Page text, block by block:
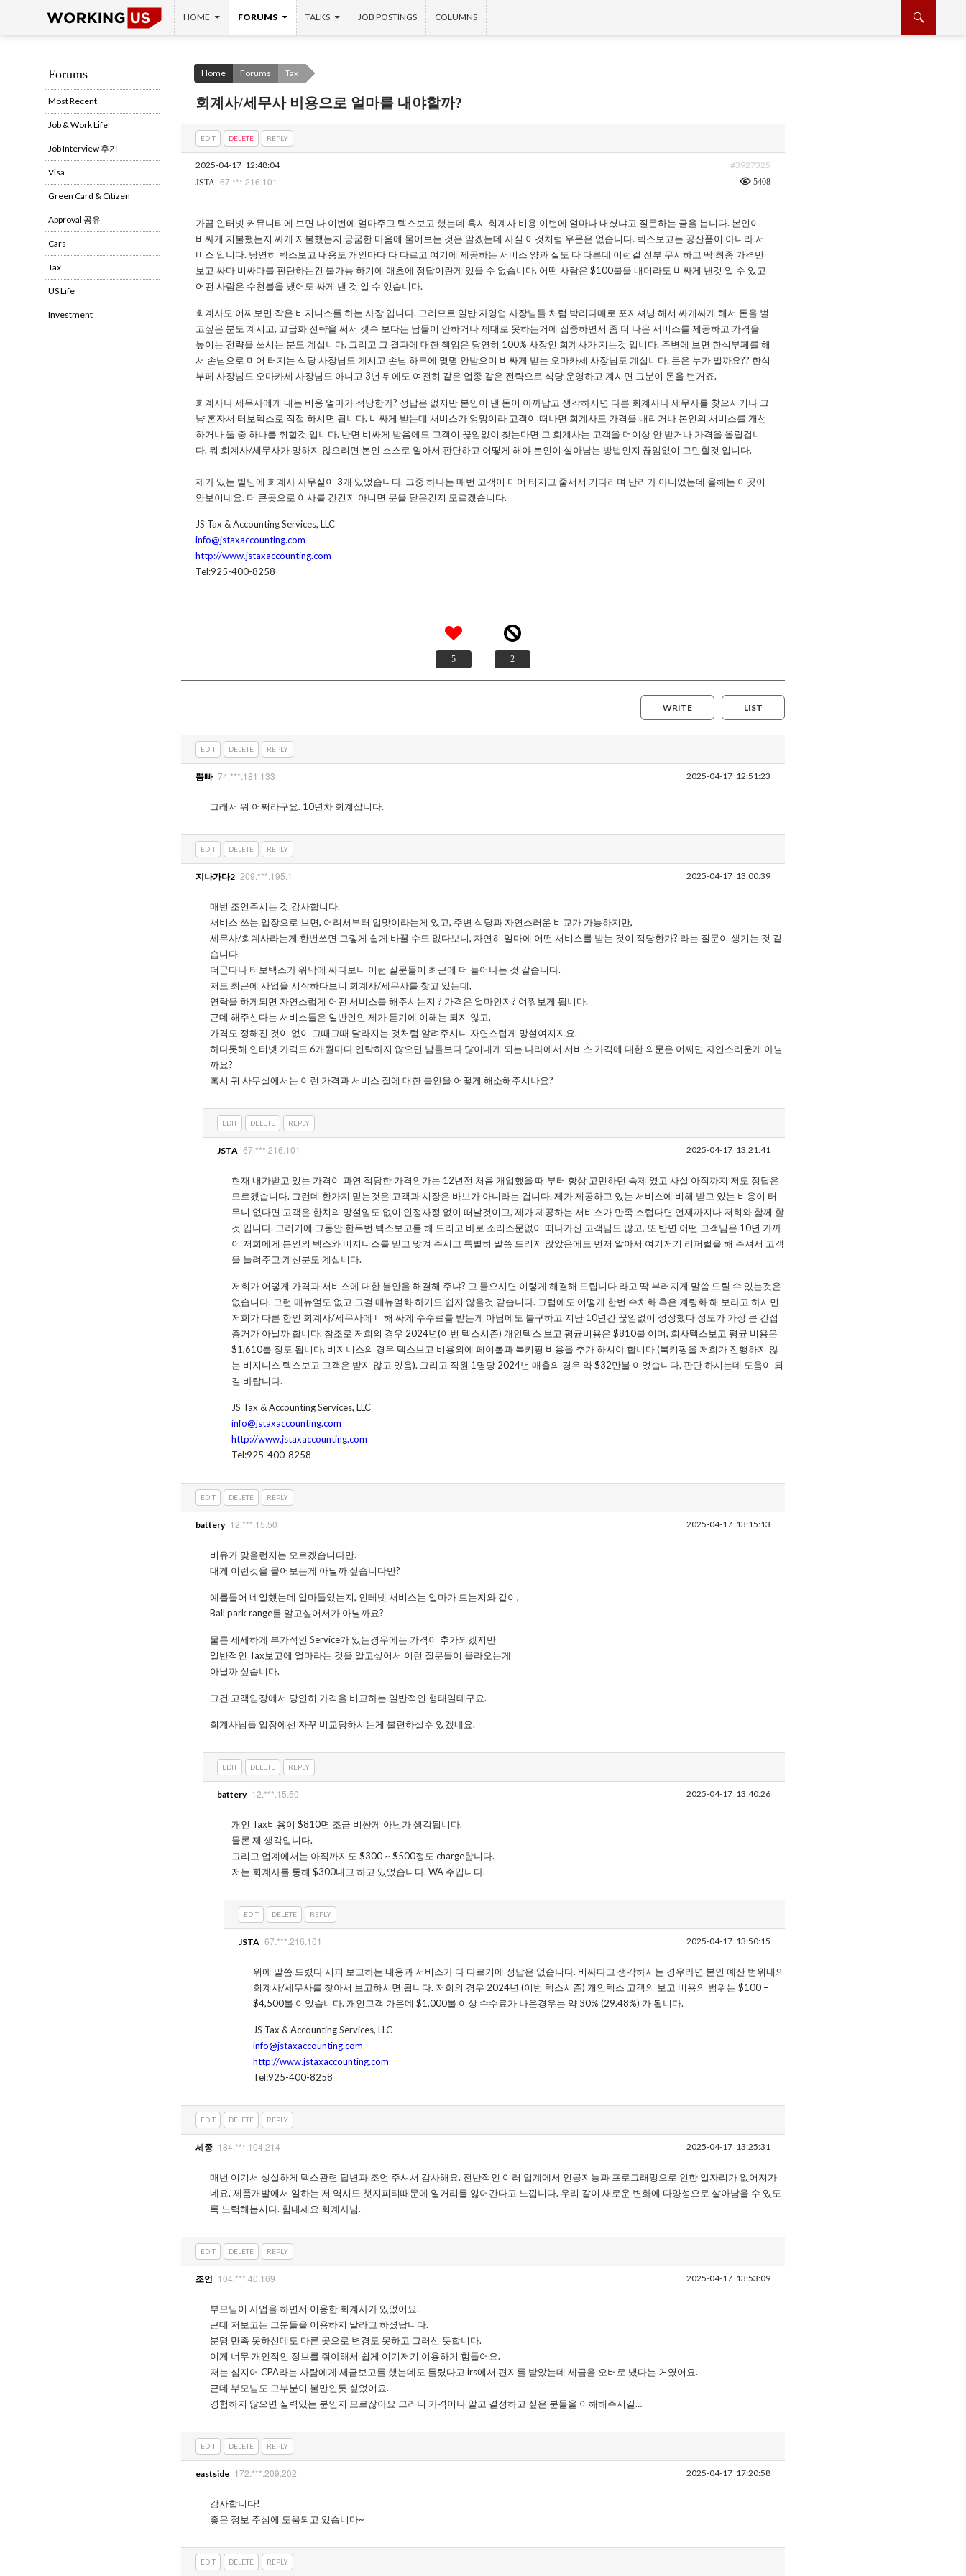
SKIP TO CONTENT
HOME FORUMS TALKS JOB POSTINGS COLUMNS
Home Forums Tax
회계사/세무사 비용으로 얼마를 내야할까?
EDIT DELETE REPLY
2025-04-17 12:48:04 #3927325
JSTA 67.***.216.101 5408
가끔 인터넷 커뮤니티에 보면 나 이번에 얼마주고 텍스보고 했는데 혹시 회계사 비용 이번에 얼마나 내셨냐고 질문하는 글을 봅니다. 본인이
비싸게 지불했는지 싸게 지불했는지 궁굼한 마음에 물어보는 것은 알겠는데 사실 이것처럼 우문은 없습니다. 텍스보고는 공산품이 아니라 서
비스 입니다. 당연히 텍스보고 내용도 개인마다 다 다르고 여기에 제공하는 서비스 양과 질도 다 다른데 이런걸 전부 무시하고 딱 최종 가격만
보고 싸다 비싸다를 판단하는건 불가능 하기에 애초에 정답이란게 있을 수 없습니다. 어떤 사람은 $100불을 내더라도 비싸게 낸것 일 수 있고
어떤 사람은 수천불을 냈어도 싸게 낸 것 일 수 있습니다.
회계사도 어찌보면 작은 비지니스를 하는 사장 입니다. 그러므로 일반 자영업 사장님들 처럼 박리다매로 포지셔닝 해서 싸게싸게 해서 돈을 벌
고싶은 분도 계시고, 고급화 전략을 써서 갯수 보다는 남들이 안하거나 제대로 못하는거에 집중하면서 좀 더 나은 서비스를 제공하고 가격을
높이는 전략을 쓰시는 분도 계십니다. 그리고 그 결과에 대한 책임은 당연히 100% 사장인 회계사가 지는것 입니다. 주변에 보면 한식부페를 해
서 손님으로 미어 터지는 식당 사장님도 계시고 손님 하루에 몇명 안받으며 비싸게 받는 오마카세 사장님도 계십니다. 돈은 누가 벌까요?? 한식
부페 사장님도 오마카세 사장님도 아니고 3년 뒤에도 여전히 같은 업종 같은 전략으로 식당 운영하고 계시면 그분이 돈을 번거죠.
회계사나 세무사에게 내는 비용 얼마가 적당한가? 정답은 없지만 본인이 낸 돈이 아까답고 생각하시면 다른 회계사나 세무사를 찾으시거나 그
냥 혼자서 터보텍스로 직접 하시면 됩니다. 비싸게 받는데 서비스가 엉망이라 고객이 떠나면 회계사도 가격을 내리거나 본인의 서비스를 개선
하거나 둘 중 하나를 취할것 입니다. 반면 비싸게 받음에도 고객이 끊임없이 찾는다면 그 회계사는 고객을 더이상 안 받거나 가격을 올릴겁니
다. 뭐 회계사/세무사가 망하지 않으려면 본인 스스로 알아서 판단하고 어떻게 해야 본인이 살아남는 방법인지 끊임없이 고민할것 입니다.
——
제가 있는 빌딩에 회계사 사무실이 3개 있었습니다. 그중 하나는 매번 고객이 미어 터지고 줄서서 기다리며 난리가 아니었는데 올해는 이곳이
안보이네요. 더 큰곳으로 이사를 간건지 아니면 문을 닫은건지 모르겠습니다.
JS Tax & Accounting Services, LLC
info@jstaxaccounting.com
http://www.jstaxaccounting.com
Tel:925-400-8258
5 2
LIST
WRITE
EDIT DELETE REPLY
뿜빠 74.***.181.133 2025-04-17 12:51:23
그래서 뭐 어쩌라구요. 10년차 회계삽니다.
EDIT DELETE REPLY
지나가다2 209.***.195.1 2025-04-17 13:00:39
매번 조언주시는 것 감사합니다.
서비스 쓰는 입장으로 보면, 어려서부터 입맛이라는게 있고, 주변 식당과 자연스러운 비교가 가능하지만,
세무사/회계사라는게 한번쓰면 그렇게 쉽게 바꿀 수도 없다보니, 자연히 얼마에 어떤 서비스를 받는 것이 적당한가? 라는 질문이 생기는 것 같
습니다.
더군다나 터보택스가 워낙에 싸다보니 이런 질문들이 최근에 더 늘어나는 것 같습니다.
저도 최근에 사업을 시작하다보니 회계사/세무사를 찾고 있는데,
연락을 하게되면 자연스럽게 어떤 서비스를 해주시는지 ? 가격은 얼마인지? 여쭤보게 됩니다.
근데 해주신다는 서비스들은 일반인인 제가 듣기에 이해는 되지 않고,
가격도 정해진 것이 없이 그때그때 달라지는 것처럼 알려주시니 자연스럽게 망설여지지요.
하다못해 인터넷 가격도 6개월마다 연락하지 않으면 남들보다 많이내게 되는 나라에서 서비스 가격에 대한 의문은 어쩌면 자연스러운게 아닐
까요?
혹시 귀 사무실에서는 이런 가격과 서비스 질에 대한 불안을 어떻게 해소해주시나요?
EDIT DELETE REPLY
JSTA 67.***.216.101 2025-04-17 13:21:41
현재 내가받고 있는 가격이 과연 적당한 가격인가는 12년전 처음 개업했을 때 부터 항상 고민하던 숙제 였고 사실 아직까지 저도 정답은
모르겠습니다. 그런데 한가지 믿는것은 고객과 시장은 바보가 아니라는 겁니다. 제가 제공하고 있는 서비스에 비해 받고 있는 비용이 터
무니 없다면 고객은 한치의 망설임도 없이 인정사정 없이 떠날것이고, 제가 제공하는 서비스가 만족 스럽다면 언제까지나 저희와 함께 할
것 입니다. 그러기에 그동안 한두번 텍스보고를 해 드리고 바로 소리소문없이 떠나가신 고객님도 많고, 또 반면 어떤 고객님은 10년 가까
이 저희에게 본인의 텍스와 비지니스를 믿고 맞겨 주시고 특별히 말씀 드리지 않았음에도 먼저 알아서 여기저기 리퍼럴을 해 주셔서 고객
을 늘려주고 계신분도 계십니다.
저희가 어떻게 가격과 서비스에 대한 불안을 해결해 주냐? 고 물으시면 이렇게 해결해 드립니다 라고 딱 부러지게 말씀 드릴 수 있는것은
없습니다. 그런 매뉴얼도 없고 그걸 매뉴얼화 하기도 쉽지 않을것 같습니다. 그럼에도 어떻게 한번 수치화 혹은 계량화 해 보라고 하시면
저희가 다른 한인 회계사/세무사에 비해 싸게 수수료를 받는게 아님에도 불구하고 지난 10년간 끊임없이 성장했다 정도가 가장 큰 간접
증거가 아닐까 합니다. 참조로 저희의 경우 2024년(이번 텍스시즌) 개인텍스 보고 평균비용은 $810불 이며, 회사텍스보고 평균 비용은
$1,610불 정도 됩니다. 비지니스의 경우 텍스보고 비용외에 페이롤과 북키핑 비용을 추가 하셔야 합니다 (북키핑을 저희가 진행하지 않
는 비지니스 텍스보고 고객은 받지 않고 있음). 그리고 직원 1명당 2024년 매출의 경우 약 $32만불 이었습니다. 판단 하시는데 도움이 되
길 바랍니다.
JS Tax & Accounting Services, LLC
info@jstaxaccounting.com
http://www.jstaxaccounting.com
Tel:925-400-8258
EDIT DELETE REPLY
battery 12.***.15.50 2025-04-17 13:15:13
비유가 맞을런지는 모르겠습니다만.
대게 이런것을 물어보는게 아닐까 싶습니다만?
예를들어 네일했는데 얼마들었는지, 인테넷 서비스는 얼마가 드는지와 같이,
Ball park range를 알고싶어서가 아닐까요?
물론 세세하게 부가적인 Service가 있는경우에는 가격이 추가되겠지만
일반적인 Tax보고에 얼마라는 것을 알고싶어서 이런 질문들이 올라오는게
아닐까 싶습니다.
그건 고객입장에서 당연히 가격을 비교하는 일반적인 형태일테구요.
회계사님들 입장에선 자꾸 비교당하시는게 불편하실수 있겠네요.
EDIT DELETE REPLY
battery 12.***.15.50 2025-04-17 13:40:26
개인 Tax비용이 $810면 조금 비싼게 아닌가 생각됩니다.
물론 제 생각입니다.
그리고 업계에서는 아직까지도 $300 ~ $500정도 charge합니다.
저는 회계사를 통해 $300내고 하고 있었습니다. WA 주입니다.
EDIT DELETE REPLY
JSTA 67.***.216.101 2025-04-17 13:50:15
위에 말씀 드렸다 시피 보고하는 내용과 서비스가 다 다르기에 정답은 없습니다. 비싸다고 생각하시는 경우라면 본인 예산 범위내의
회계사/세무사를 찾아서 보고하시면 됩니다. 저희의 경우 2024년 (이번 텍스시즌) 개인텍스 고객의 보고 비용의 범위는 $100 –
$4,500불 이었습니다. 개인고객 가운데 $1,000불 이상 수수료가 나온경우는 약 30% (29.48%) 가 됩니다.
JS Tax & Accounting Services, LLC
info@jstaxaccounting.com
http://www.jstaxaccounting.com
Tel:925-400-8258
EDIT DELETE REPLY
세종 184.***.104.214 2025-04-17 13:25:31
매번 여기서 성실하게 텍스관련 답변과 조언 주셔서 감사해요. 전반적인 여러 업계에서 인공지능과 프로그래밍으로 인한 일자리가 없어져가
네요. 제품개발에서 일하는 저 역시도 챗지피티때문에 일거리를 잃어간다고 느낍니다. 우리 같이 새로운 변화에 다양성으로 살아남을 수 있도
록 노력해봅시다. 힘내세요 회계사님.
EDIT DELETE REPLY
조언 104.***.40.169 2025-04-17 13:53:09
부모님이 사업을 하면서 이용한 회계사가 있었어요.
근데 저보고는 그분들을 이용하지 말라고 하셨답니다.
분명 만족 못하신데도 다른 곳으로 변경도 못하고 그러신 듯합니다.
이게 너무 개인적인 정보를 줘야해서 쉽게 여기저기 이용하기 힘들어요.
저는 심지어 CPA라는 사람에게 세금보고를 했는데도 틀렸다고 irs에서 편지를 받았는데 세금을 오버로 냈다는 거였어요.
근데 부모님도 그부분이 불만인듯 싶었어요.
경험하지 않으면 실력있는 분인지 모르잖아요 그러니 가격이나 알고 결정하고 싶은 분들을 이해해주시길…
EDIT DELETE REPLY
eastside 172.***.209.202 2025-04-17 17:20:58
감사합니다!
좋은 정보 주심에 도움되고 있습니다~
EDIT DELETE REPLY
Forums
Most Recent
Job & Work Life
Job Interview 후기
Visa
Green Card & Citizen
Approval 공유
Cars
Tax
US Life
Investment